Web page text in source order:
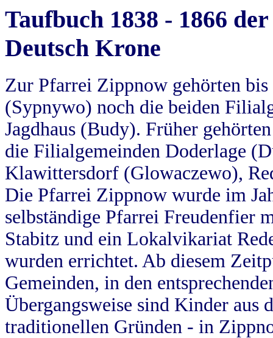
Taufbuch 1838 - 1866
Deutsch Krone
Zur Pfarrei Zippnow gehörten
(Sypnywo) noch die beiden
Jagdhaus (Budy). Früher
die Filialgemeinden Doderlage
Klawittersdorf (Glowaczewo),
Die Pfarrei Zippnow wurde im
selbständige Pfarrei Freudenfier
Stabitz und ein Lokalvikariat
wurden errichtet. Ab diesem
Gemeinden, in den
Übergangsweise sind Kinder aus
traditionellen Gründen - in